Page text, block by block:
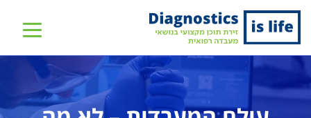
שִׂים
בְּאֲתָר
מֻפְעֶלֶת
מַעֲרֶכֶת